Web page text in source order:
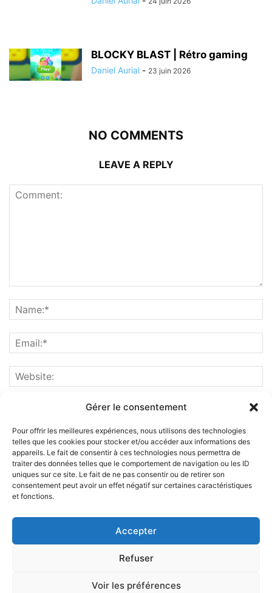
Gérer le consentement
Pour offrir les meilleures expériences, nous utilisons des technologies
telles que les cookies pour stocker et/ou accéder aux informations des
appareils. Le fait de consentir à ces technologies nous permettra de
traiter des données telles que le comportement de navigation ou les ID
uniques sur ce site. Le fait de ne pas consentir ou de retirer son
consentement peut avoir un effet négatif sur certaines caractéristiques
et fonctions.
Accepter
Refuser
Voir les préférences
BLOCKY BLAST | Rétro gaming
Daniel Aurial - 23 juin 2026
NO COMMENTS
LEAVE A REPLY
ABOUT US
FOLLOW US